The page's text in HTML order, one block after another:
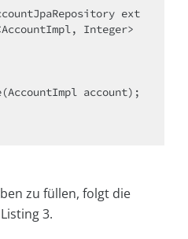
ext
Integer>
zu füllen, folgt die
3.